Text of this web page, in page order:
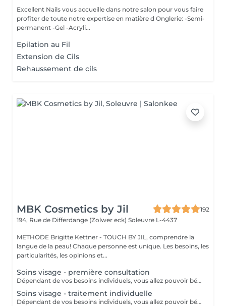
Excellent Nails vous accueille dans notre salon pour vous faire
profiter de toute notre expertise en matière d Onglerie: -Semi-
permanent -Gel -Acryli...
Epilation au Fil
Extension de Cils
Rehaussement de cils
MBK Cosmetics by Jil
192
194, Rue de Differdange (Zolwer eck) Soleuvre L-4437
METHODE Brigitte Kettner - TOUCH BY JIL, comprendre la
langue de la peau! Chaque personne est unique. Les besoins, les
particularités, les opinions et...
Soins visage - première consultation
Dépendant de vos besoins individuels, vous allez pouvoir bénéficier de soins adaptés à votre type de peau. Le prix va ensuite varier dépendant du soin finalement prèsté.
Soins visage - traitement individuelle
Dépendant de vos besoins individuels, vous allez pouvoir bénéficier de soins adaptés à votre type de peau. Le prix va ensuite varier dépendant du soin finalement prèsté : - Traitement individuel des problèmes de peau sensible, hypersensible et peau couperose (à partir de 90) - Traitement individuel des problèmes de peau à tendance acnéique (à partir de 75 euros) - Traitement individuel des problèmes "d'éruption cutanée" ex : hyperactivité des glandes sébacées (à partir de 85) - Traitement des problèmes de pigmentation indésirable et des taches de pigmentation (à partir de 120) - Combinaison d'extraits de végétaux avec des substances minérales et des oligo-éléments, spécialement conçus pour le peaux sensibles (à partir de 75)